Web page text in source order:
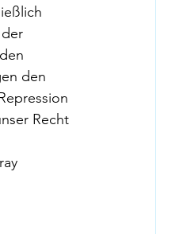
den
Recht